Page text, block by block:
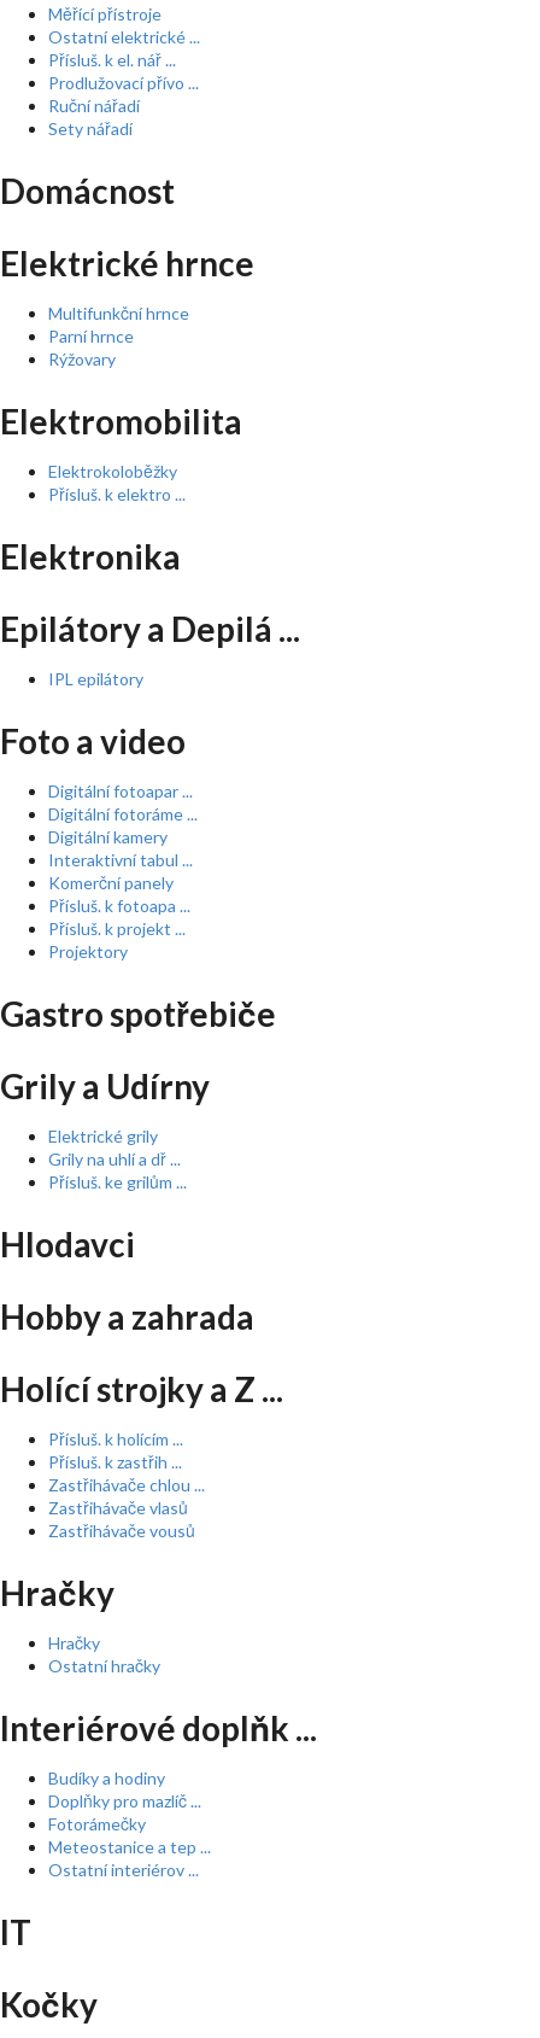
Měřící přístroje
Ostatní elektrické ...
Přísluš. k el. nář ...
Prodlužovací přívo ...
Ruční nářadí
Sety nářadí
Domácnost
Elektrické hrnce
Multifunkční hrnce
Parní hrnce
Rýžovary
Elektromobilita
Elektrokoloběžky
Přísluš. k elektro ...
Elektronika
Epilátory a Depilá ...
IPL epilátory
Foto a video
Digitální fotoapar ...
Digitální fotoráme ...
Digitální kamery
Interaktivní tabul ...
Komerční panely
Přísluš. k fotoapa ...
Přísluš. k projekt ...
Projektory
Gastro spotřebiče
Grily a Udírny
Elektrické grily
Grily na uhlí a dř ...
Přísluš. ke grilům ...
Hlodavci
Hobby a zahrada
Holící strojky a Z ...
Přísluš. k holícím ...
Přísluš. k zastřih ...
Zastřihávače chlou ...
Zastřihávače vlasů
Zastřihávače vousů
Hračky
Hračky
Ostatní hračky
Interiérové doplňk ...
Budíky a hodiny
Doplňky pro mazlíč ...
Fotorámečky
Meteostanice a tep ...
Ostatní interiérov ...
IT
Kočky